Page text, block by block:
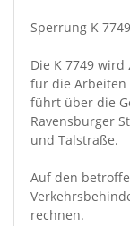
Sperrung K 7749
Die K 7749
für die Arbeiten
führt über die
Ravensburger
und Talstraße.
Auf den
rechnen.